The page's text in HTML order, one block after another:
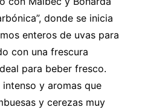
donde se inicia
enteros de uvas para
con una frescura
para beber fresco.
y aromas que
y cerezas muy